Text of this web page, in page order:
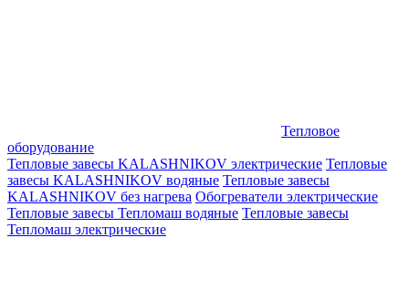
Тепловое
оборудование
Тепловые завесы KALASHNIKOV электрические Тепловые
завесы KALASHNIKOV водяные Тепловые завесы
KALASHNIKOV без нагрева Обогреватели электрические
Тепловые завесы Тепломаш водяные Тепловые завесы
Тепломаш электрические